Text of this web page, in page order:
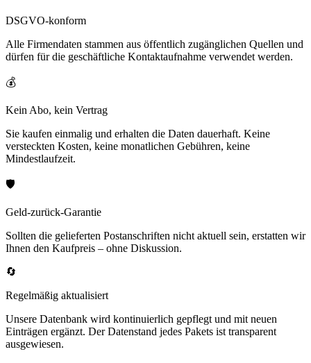
DSGVO-konform
Alle Firmendaten stammen aus öffentlich zugänglichen Quellen und
dürfen für die geschäftliche Kontaktaufnahme verwendet werden.
💰
Kein Abo, kein Vertrag
Sie kaufen einmalig und erhalten die Daten dauerhaft. Keine
versteckten Kosten, keine monatlichen Gebühren, keine
Mindestlaufzeit.
🛡️
Geld-zurück-Garantie
Sollten die gelieferten Postanschriften nicht aktuell sein, erstatten wir
Ihnen den Kaufpreis – ohne Diskussion.
🔄
Regelmäßig aktualisiert
Unsere Datenbank wird kontinuierlich gepflegt und mit neuen
Einträgen ergänzt. Der Datenstand jedes Pakets ist transparent
ausgewiesen.